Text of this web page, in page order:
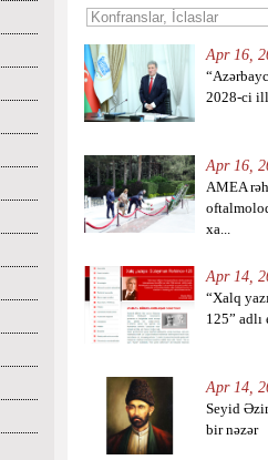
Apr 16,
2028-ci
Apr 16,
AMEA
xa...
Apr 14,
“Xalq
125”
Apr 14,
Seyid
bir nəzər